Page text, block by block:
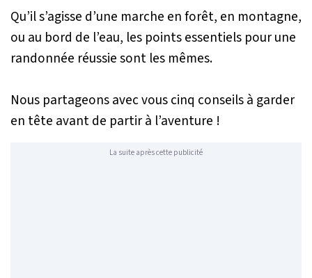
Qu’il s’agisse d’une marche en forêt, en montagne,
ou au bord de l’eau, les points essentiels pour une
randonnée réussie sont les mêmes.
Nous partageons avec vous cinq conseils à garder
en tête avant de partir à l’aventure !
La suite après cette publicité